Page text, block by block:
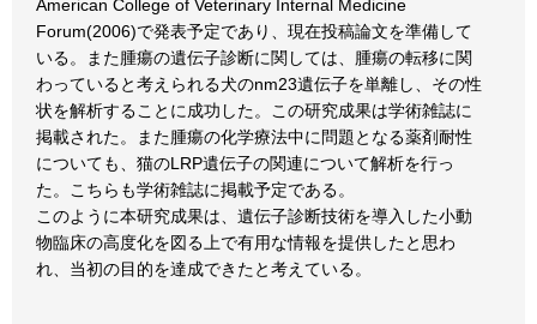
American College of Veterinary Internal Medicine
Forum(2006)で発表予定であり、現在投稿論文を準備して
いる。また腫瘍の遺伝子診断に関しては、腫瘍の転移に関
わっていると考えられる犬のnm23遺伝子を単離し、その性
状を解析することに成功した。この研究成果は学術雑誌に
掲載された。また腫瘍の化学療法中に問題となる薬剤耐性
についても、猫のLRP遺伝子の関連について解析を行っ
た。こちらも学術雑誌に掲載予定である。
このように本研究成果は、遺伝子診断技術を導入した小動
物臨床の高度化を図る上で有用な情報を提供したと思わ
れ、当初の目的を達成できたと考えている。